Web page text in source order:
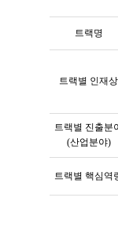
트랙명
트랙별 인재상
트랙별 진출분
(산업분야)
트랙별 핵심역